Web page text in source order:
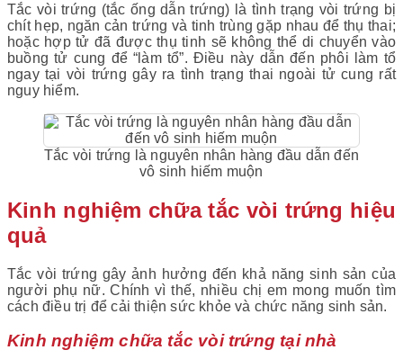
Tắc vòi trứng (tắc ống dẫn trứng) là tình trạng vòi trứng bị
chít hẹp, ngăn cản trứng và tinh trùng gặp nhau để thụ thai;
hoặc hợp tử đã được thụ tinh sẽ không thể di chuyển vào
buồng tử cung để “làm tổ”. Điều này dẫn đến phôi làm tổ
ngay tại vòi trứng gây ra tình trạng thai ngoài tử cung rất
nguy hiểm.
Tắc vòi trứng là nguyên nhân hàng đầu dẫn đến
vô sinh hiếm muộn
Kinh nghiệm chữa tắc vòi trứng hiệu
quả
Tắc vòi trứng gây ảnh hưởng đến khả năng sinh sản của
người phụ nữ. Chính vì thế, nhiều chị em mong muốn tìm
cách điều trị để cải thiện sức khỏe và chức năng sinh sản.
Kinh nghiệm chữa tắc vòi trứng tại nhà